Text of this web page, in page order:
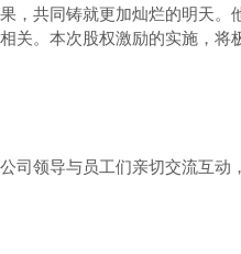
，共同铸就更加灿烂的明天
关。本次股权激励的实施，
领导与员工们亲切交流互动